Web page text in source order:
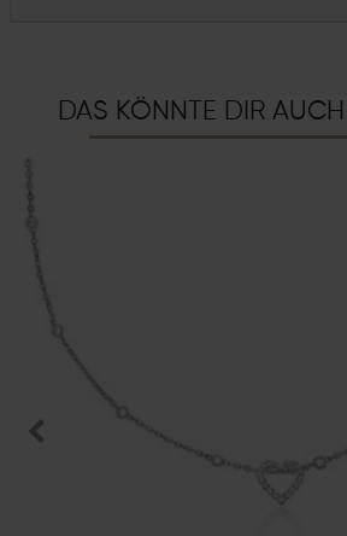
DAS KÖNNTE DIR AUCH